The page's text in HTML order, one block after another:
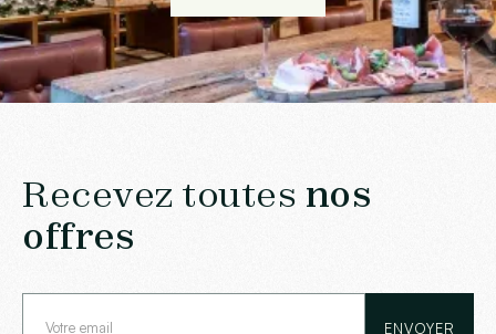
Recevez toutes nos
offres